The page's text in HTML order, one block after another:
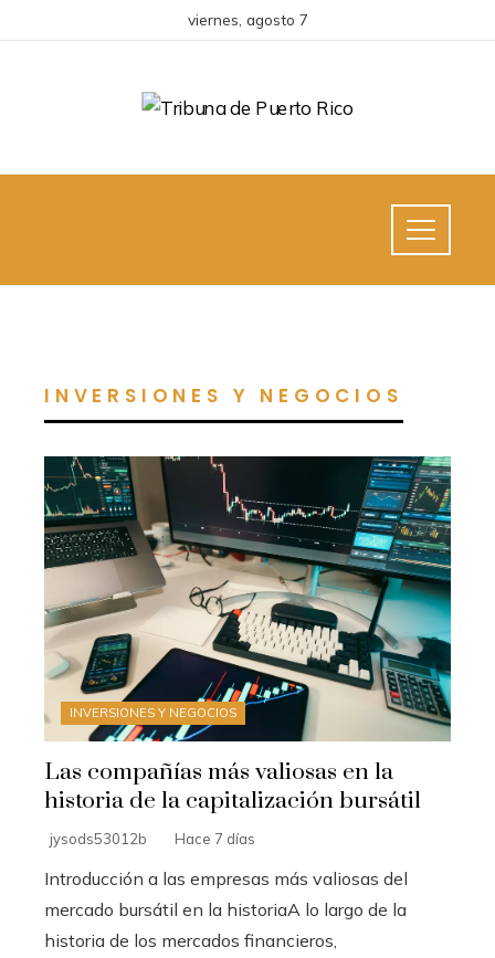
viernes, agosto 7
INVERSIONES Y NEGOCIOS
INVERSIONES Y NEGOCIOS
Las compañías más valiosas en la
historia de la capitalización bursátil
jysods53012b Hace 7 días
Introducción a las empresas más valiosas del
mercado bursátil en la historiaA lo largo de la
historia de los mercados financieros,